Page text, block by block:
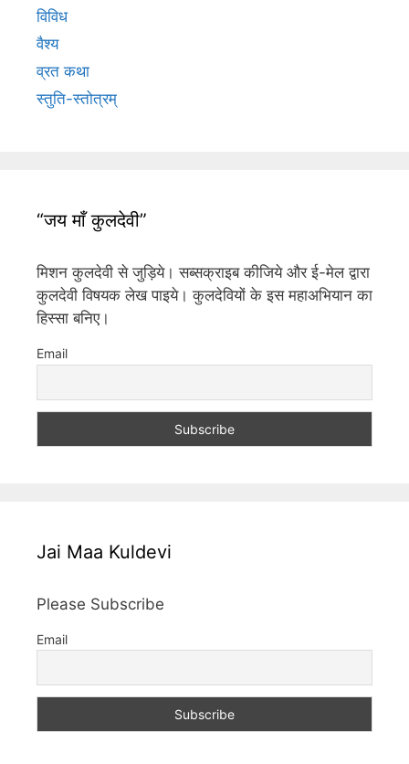
विविध
वैश्य
व्रत कथा
स्तुति-स्तोत्रम्
“जय माँ कुलदेवी”
मिशन कुलदेवी से जुड़िये। सब्सक्राइब कीजिये और ई-मेल द्वारा
कुलदेवी विषयक लेख पाइये। कुलदेवियों के इस महाअभियान का
हिस्सा बनिए।
Email
Jai Maa Kuldevi
Please Subscribe
Email